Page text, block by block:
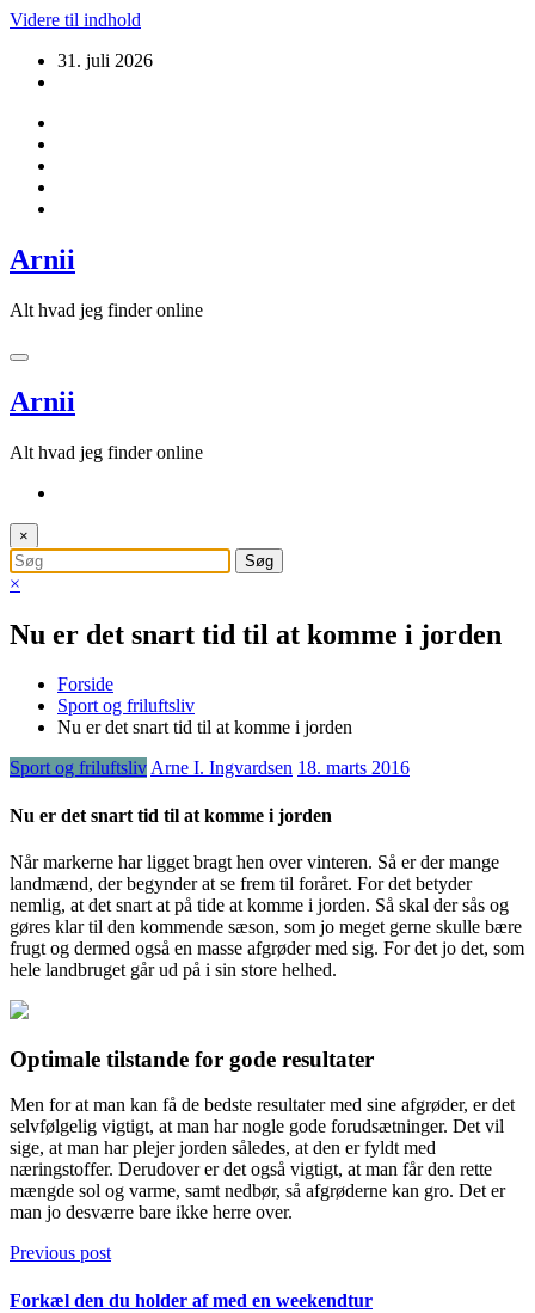
Videre til indhold
31. juli 2026
Arnii
Alt hvad jeg finder online
Arnii
Alt hvad jeg finder online
×
×
Nu er det snart tid til at komme i jorden
Forside
Sport og friluftsliv
Nu er det snart tid til at komme i jorden
Sport og friluftslivArne I. Ingvardsen 18. marts 2016
Nu er det snart tid til at komme i jorden
Når markerne har ligget bragt hen over vinteren. Så er der mange
landmænd, der begynder at se frem til foråret. For det betyder
nemlig, at det snart at på tide at komme i jorden. Så skal der sås og
gøres klar til den kommende sæson, som jo meget gerne skulle bære
frugt og dermed også en masse afgrøder med sig. For det jo det, som
hele landbruget går ud på i sin store helhed.
Optimale tilstande for gode resultater
Men for at man kan få de bedste resultater med sine afgrøder, er det
selvfølgelig vigtigt, at man har nogle gode forudsætninger. Det vil
sige, at man har plejer jorden således, at den er fyldt med
næringstoffer. Derudover er det også vigtigt, at man får den rette
mængde sol og varme, samt nedbør, så afgrøderne kan gro. Det er
man jo desværre bare ikke herre over.
Previous post
Forkæl den du holder af med en weekendtur